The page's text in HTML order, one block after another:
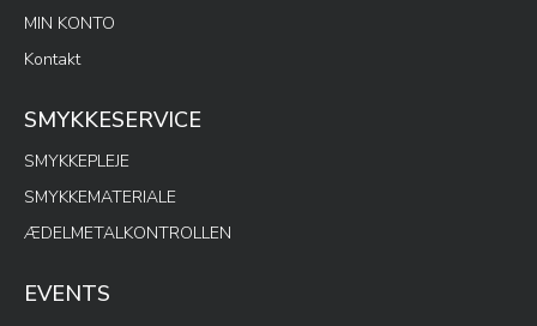
MIN KONTO
Kontakt
SMYKKESERVICE
SMYKKEPLEJE
SMYKKEMATERIALE
ÆDELMETALKONTROLLEN
EVENTS